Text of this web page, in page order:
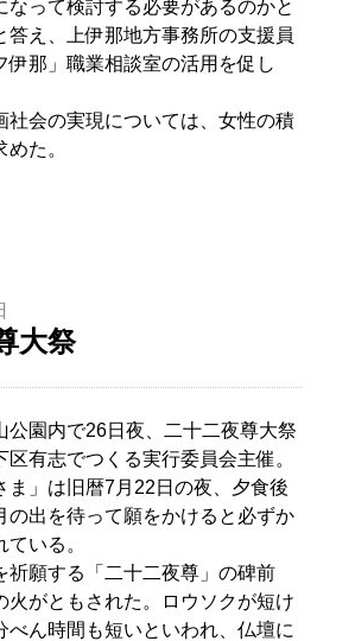
なって検討する必要があるのかと
答え、上伊那地方事務所の支援員
伊那」職業相談室の活用を促し
会の実現については、女性の積
た。
大祭
園内で26日夜、二十二夜尊大祭
区有志でつくる実行委員会主催。
」は旧暦7月22日の夜、夕食後
の出を待って願をかけると必ずか
いる。
願する「二十二夜尊」の碑前
火がともされた。ロウソクが短け
べん時間も短いといわれ、仏壇に